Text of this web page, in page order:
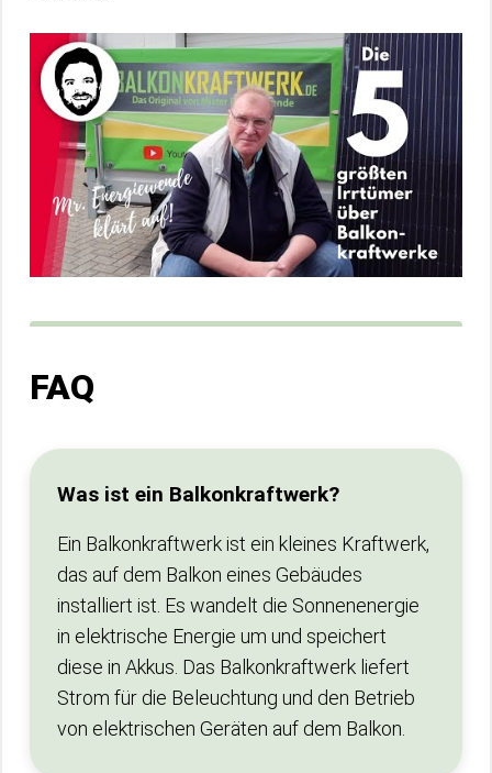
FAQ
Was ist ein Balkonkraftwerk?
Ein Balkonkraftwerk ist ein kleines Kraftwerk,
das auf dem Balkon eines Gebäudes
installiert ist. Es wandelt die Sonnenenergie
in elektrische Energie um und speichert
diese in Akkus. Das Balkonkraftwerk liefert
Strom für die Beleuchtung und den Betrieb
von elektrischen Geräten auf dem Balkon.